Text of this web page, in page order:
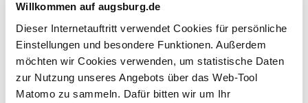
Willkommen auf augsburg.de
Dieser Internetauftritt verwendet Cookies für persönliche
Einstellungen und besondere Funktionen. Außerdem
möchten wir Cookies verwenden, um statistische Daten
zur Nutzung unseres Angebots über das Web-Tool
Matomo zu sammeln. Dafür bitten wir um Ihr
BEIBLATT
STRASSENREINIGUNGSGEBÜHREN 2
024